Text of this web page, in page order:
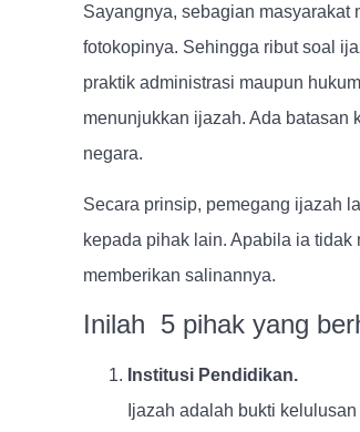
Sayangnya, sebagian masyarakat
fotokopinya. Sehingga ribut soal
praktik administrasi maupun
menunjukkan ijazah. Ada batasan
negara.
Secara prinsip, pemegang ijazah
kepada pihak lain. Apabila ia
memberikan salinannya.
Inilah 5 pihak yang
Ijazah adalah bukti